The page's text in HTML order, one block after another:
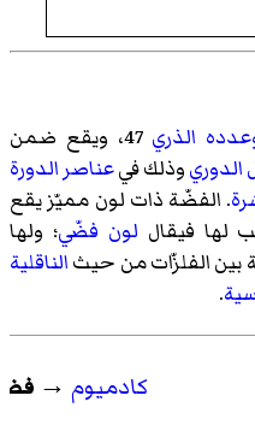
الذري
47، ويقع ضمن
الدوريوذلك فيعناصر الدورة
. الفضّة ذات لون مميّز يقع
لها فيقال لون فضّي؛ ولها
الفلزّات من حيثالناقلية
.
كادميوم →